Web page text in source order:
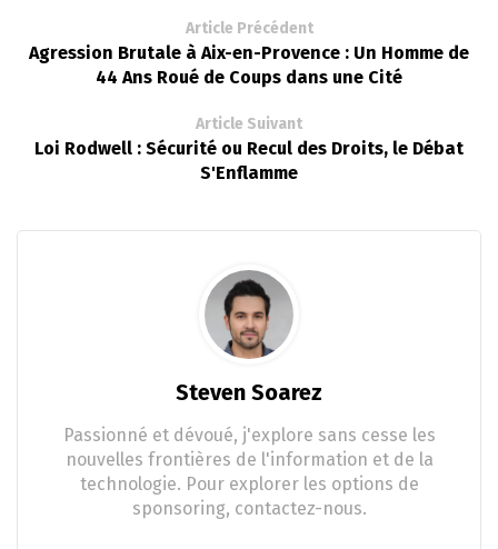
Article Précédent
Agression Brutale à Aix-en-Provence : Un Homme de
44 Ans Roué de Coups dans une Cité
Article Suivant
Loi Rodwell : Sécurité ou Recul des Droits, le Débat
S'Enflamme
Steven Soarez
Passionné et dévoué, j'explore sans cesse les
nouvelles frontières de l'information et de la
technologie. Pour explorer les options de
sponsoring, contactez-nous.